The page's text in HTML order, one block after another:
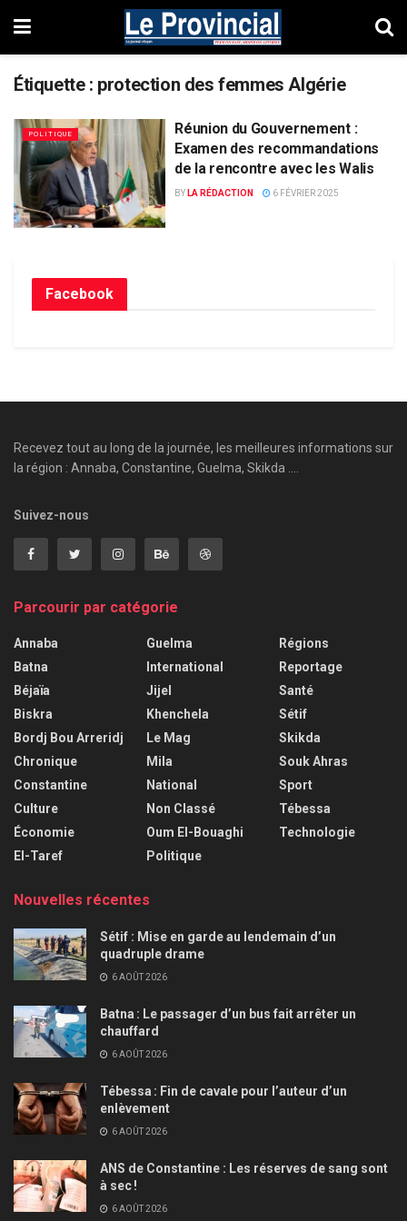
Étiquette : protection des femmes Algérie
POLITIQUE
Réunion du Gouvernement :
Examen des recommandations
de la rencontre avec les Walis
BY LA RÉDACTION 6 FÉVRIER 2025
Facebook
Recevez tout au long de la journée, les meilleures informations sur
la région : Annaba, Constantine, Guelma, Skikda ....
Suivez-nous
Parcourir par catégorie
Annaba
Batna
Béjaïa
Biskra
Bordj Bou Arreridj
Chronique
Constantine
Culture
Économie
El-Taref
Guelma
International
Jijel
Khenchela
Le Mag
Mila
National
Non Classé
Oum El-Bouaghi
Politique
Régions
Reportage
Santé
Sétif
Skikda
Souk Ahras
Sport
Tébessa
Technologie
Nouvelles récentes
Sétif : Mise en garde au lendemain d’un
quadruple drame
6 AOÛT 2026
Batna : Le passager d’un bus fait arrêter un
chauffard
6 AOÛT 2026
Tébessa : Fin de cavale pour l’auteur d’un
enlèvement
6 AOÛT 2026
ANS de Constantine : Les réserves de sang sont
à sec !
6 AOÛT 2026